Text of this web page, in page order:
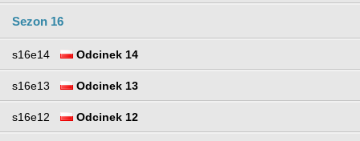
Sezon 16
s16e14 Odcinek 14
s16e13 Odcinek 13
s16e12 Odcinek 12